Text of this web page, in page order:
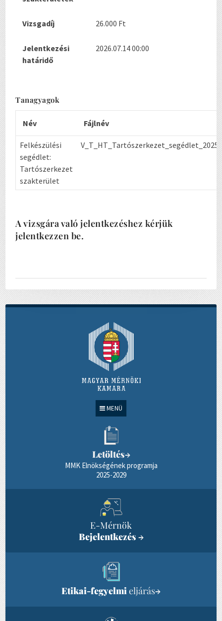
MENÜ
Letöltés→
MMK Elnökségének programja
2025-2029
E-Mérnök
Bejelentkezés →
Etikai-fegyelmi eljárás→
Vizsgadíj 26.000 Ft
Jelentkezési
határidő
2026.07.14 00:00
Tanagyagok
Név Fájlnév
Felkészülési
segédlet:
Tartószerkezet
szakterület
A vizsgára való jelentkezéshez kérjük
jelentkezzen be.